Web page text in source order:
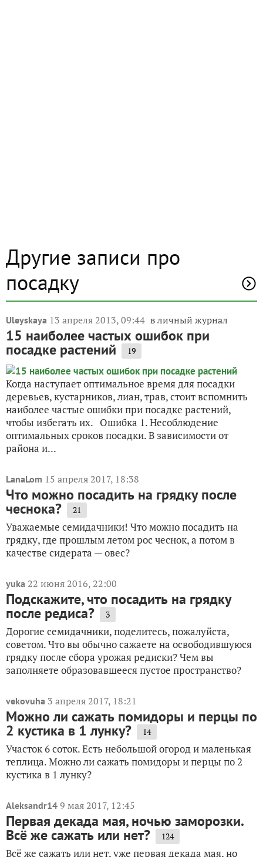
Другие записи про
посадку
Uleyskaya 13 апреля 2013, 09:44 в личный журнал
15 наиболее частых ошибок при
посадке растений 19
Когда наступает оптимальное время для посадки
деревьев, кустарников, лиан, трав, стоит вспомнить
наиболее частые ошибки при посадке растений,
чтобы избегать их. Ошибка 1. Несоблюдение
оптимальных сроков посадки. В зависимости от
района и...
LanaLom 15 апреля 2017, 18:38
Что можно посадить на грядку после
чеснока? 21
Уважаемые семидачники! Что можно посадить на
грядку, где прошлым летом рос чеснок, а потом в
качестве сидерата — овес?
yuka 22 июня 2016, 22:00
Подскажите, что посадить на грядку
после редиса? 3
Дорогие семидачники, поделитесь, пожалуйста,
советом. Что вы обычно сажаете на освободившуюся
грядку после сбора урожая редиски? Чем вы
заполняете образовавшееся пустое пространство?
vekovuha 3 апреля 2017, 18:21
Можно ли сажать помидоры и перцы по
2 кустика в 1 лунку? 14
Участок 6 соток. Есть небольшой огород и маленькая
теплица. Можно ли сажать помидоры и перцы по 2
кустика в 1 лунку?
Aleksandr14 9 мая 2017, 12:45
Первая декада мая, ночью заморозки.
Всё же сажать или нет? 124
Всё же сажать или нет, уже первая декада мая, но